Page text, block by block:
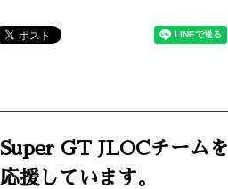
Super GT JLOCチームを
応援しています。